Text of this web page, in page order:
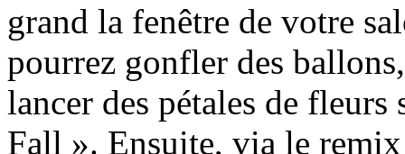
grand la fenêtre de votre
pourrez gonfler des
lancer des pétales de
Fall ». Ensuite, via le